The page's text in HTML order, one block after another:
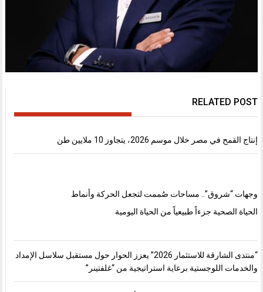
RELATED POST
إنتاج القمح في مصر خلال موسم 2026، يتجاوز 10 ملايين طن
وجهات “شروق”.. مساحات صُممت لتجعل الحركة وأنماط
الحياة الصحية جزءاً طبيعياً من الحياة اليومية
“منتدى الشارقة للاستثمار 2026” يعزز الحوار حول مستقبل سلاسل الإمداد
والخدمات اللوجستية برعاية استراتيجية من “غلفتينر”